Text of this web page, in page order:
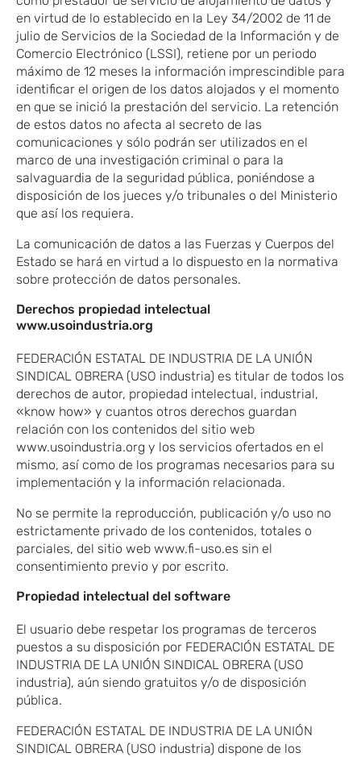
en virtud de lo establecido en la Ley 34/2002 de 11 de
julio de Servicios de la Sociedad de la Información y de
Comercio Electrónico (LSSI), retiene por un periodo
máximo de 12 meses la información imprescindible para
identificar el origen de los datos alojados y el momento
en que se inició la prestación del servicio. La retención
de estos datos no afecta al secreto de las
comunicaciones y sólo podrán ser utilizados en el
marco de una investigación criminal o para la
salvaguardia de la seguridad pública, poniéndose a
disposición de los jueces y/o tribunales o del Ministerio
que así los requiera.
La comunicación de datos a las Fuerzas y Cuerpos del
Estado se hará en virtud a lo dispuesto en la normativa
sobre protección de datos personales.
Derechos propiedad intelectual
www.usoindustria.org
FEDERACIÓN ESTATAL DE INDUSTRIA DE LA UNIÓN
SINDICAL OBRERA (USO industria) es titular de todos los
derechos de autor, propiedad intelectual, industrial,
«know how» y cuantos otros derechos guardan
relación con los contenidos del sitio web
www.usoindustria.org y los servicios ofertados en el
mismo, así como de los programas necesarios para su
implementación y la información relacionada.
No se permite la reproducción, publicación y/o uso no
estrictamente privado de los contenidos, totales o
parciales, del sitio web www.fi-uso.es sin el
consentimiento previo y por escrito.
Propiedad intelectual del software
El usuario debe respetar los programas de terceros
puestos a su disposición por FEDERACIÓN ESTATAL DE
INDUSTRIA DE LA UNIÓN SINDICAL OBRERA (USO
industria), aún siendo gratuitos y/o de disposición
pública.
FEDERACIÓN ESTATAL DE INDUSTRIA DE LA UNIÓN
SINDICAL OBRERA (USO industria) dispone de los